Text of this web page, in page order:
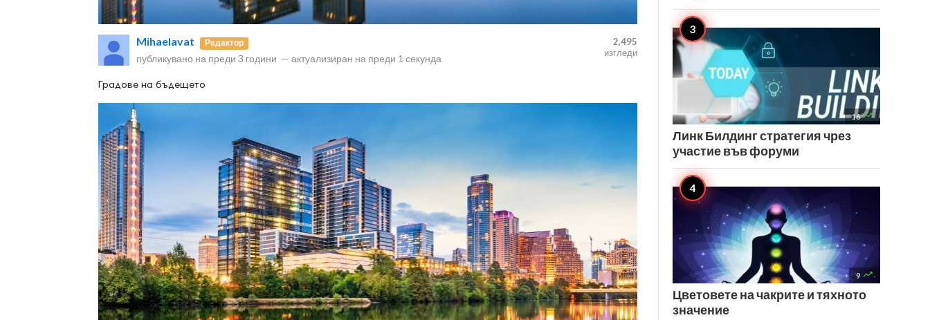
Mihaelavat Редактор
публикувано на преди 3 години — актуализиран на преди 1 секунда
2,495
изгледи
Градове на бъдещето
16 
Линк Билдинг стратегия чрез
участие във форуми
9 
Цветовете на чакрите и тяхното
значение